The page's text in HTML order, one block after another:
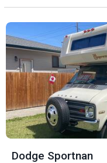
Dodge Sportnan